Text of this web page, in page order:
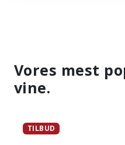
Vores mest
vine.
TILBUD